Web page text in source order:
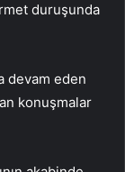
duruşunda
devam eden
konuşmalar